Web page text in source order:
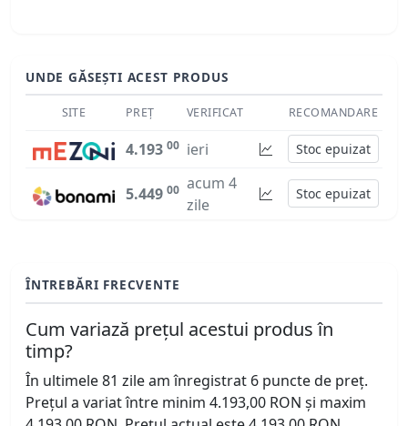
UNDE GĂSEȘTI ACEST PRODUS
SITE PREȚ VERIFICAT RECOMANDARE
4.193 00 ieri Stoc epuizat
5.449 00 acum 4
zile
Stoc epuizat
ÎNTREBĂRI FRECVENTE
Cum variază prețul acestui produs în
timp?
În ultimele 81 zile am înregistrat 6 puncte de preț.
Prețul a variat între minim 4.193,00 RON și maxim